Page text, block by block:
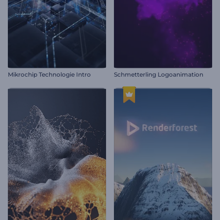
Mikrochip Technologie Intro Schmetterling Logoanimation